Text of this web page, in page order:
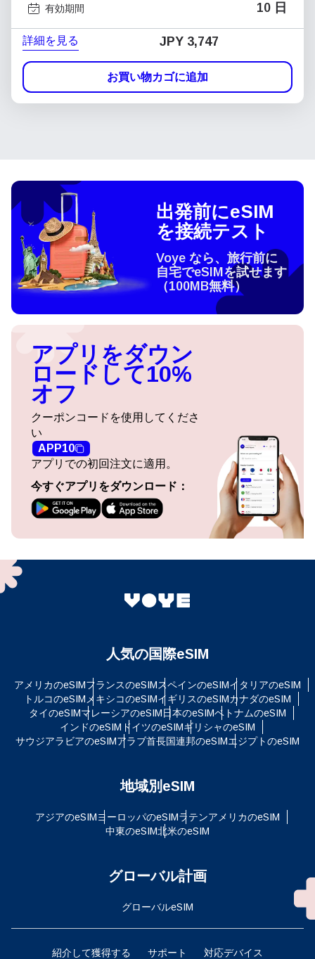
有効期間 10 日
詳細を見る JPY 3,747
お買い物カゴに追加
出発前にeSIM
を接続テスト
Voye なら、旅行前に
自宅でeSIMを試せます
（100MB無料）
アプリをダウン
ロードして10%
オフ
クーポンコードを使用してくださ
い
APP10
アプリでの初回注文に適用。
今すぐアプリをダウンロード：
人気の国際eSIM
アメリカのeSIMフランスのeSIMスペインのeSIMイタリアのeSIM
トルコのeSIM メキシコのeSIMイギリスのeSIMカナダのeSIM
タイのeSIMマレーシアのeSIM日本のeSIMベトナムのeSIM
インドのeSIM ドイツのeSIMギリシャのeSIM
サウジアラビアのeSIMアラブ首長国連邦のeSIMエジプトのeSIM
地域別eSIM
アジアのeSIMヨーロッパのeSIMラテンアメリカのeSIM
中東のeSIM北米のeSIM
グローバル計画
グローバルeSIM
紹介して獲得する サポート 対応デバイス